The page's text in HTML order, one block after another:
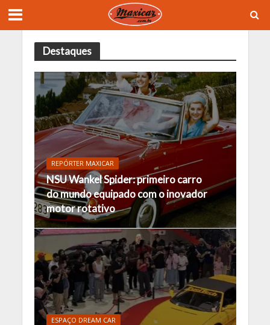
Destaques
REPÓRTER MAXICAR
NSU Wankel Spider: primeiro carro
do mundo equipado com o inovador
motor rotativo
ESPAÇO DREAM CAR